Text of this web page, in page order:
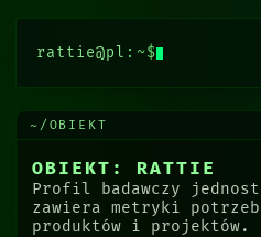
rattie@pl :~$
~/OBIEKT
OBIEKT: RATTIE
Profil badawczy
zawiera metryki
produktów i projektów.